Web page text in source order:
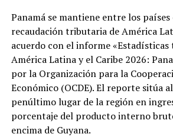
Panamá se mantiene entre los
recaudación tributaria de América
acuerdo con el informe
América Latina y el Caribe 2026:
por la Organización para la
Económico (OCDE). El reporte sitúa
penúltimo lugar de la región en
porcentaje del producto interno
encima de Guyana.